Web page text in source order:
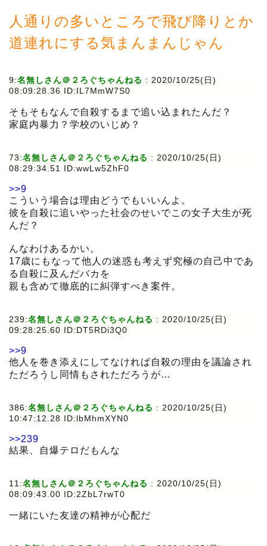
人通りの多いところで飛び降りとか
道連れにする気まんまんじゃん
9:名無しさん＠２ろぐちゃんねる : 2020/10/25(日)
08:09:28.36 ID:IL7MmW7S0
そもそもなんで自殺するまで追い込まれたんだ？
家庭内暴力？学校のいじめ？
73:名無しさん＠２ろぐちゃんねる : 2020/10/25(日)
08:29:34.51 ID:wwLw5ZhF0
>>9
こういう場合は理由どうでもいいんよ。
彼を自殺に追いやった社会のせいでこの女子大生が死
んだ？
んなわけあるかい。
17歳にもなって他人の迷惑も考えず究極の自己中であ
る自殺に及んだバカを
親も含めて徹底的に糾弾すべき案件。
239:名無しさん＠２ろぐちゃんねる : 2020/10/25(日)
09:28:25.60 ID:DT5RDi3Q0
>>9
他人を巻き添えにしてなければ自殺の理由を議論され
ただろうし同情もされただろうが…
386:名無しさん＠２ろぐちゃんねる : 2020/10/25(日)
10:47:12.28 ID:lbMhmXYN0
>>239
結果、自爆テロだもんな
11:名無しさん＠２ろぐちゃんねる : 2020/10/25(日)
08:09:43.00 ID:2ZbL7rwT0
一緒にいた友達の精神が心配だ